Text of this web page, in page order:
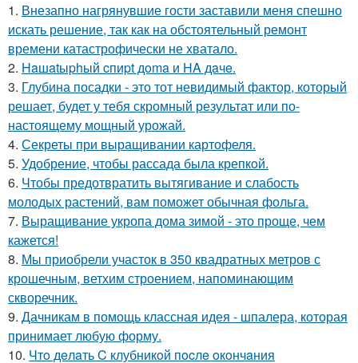
1. Внезапно нагрянувшие гости заставили меня спешно
искать решение, так как на обстоятельный ремонт
времени катастрофически не хватало.
2. Haшatыphый cпиpt дoma и HA дaчe.
3. Глубина посадки - это тот невидимый фактор, который
решает, будет у тебя скромный результат или по-
настоящему мощный урожай.
4. Секреты при выращивании картофеля.
5. Удобрение, чтобы рассада была крепкoй.
6. Чтобы предотвратить вытягивание и слабость
молодых растений, вам поможет обычная фольга.
7. Выращивание укропа дома зимой - это проще, чем
кажется!
8. Мы приобрели участок в 350 квадратных метров с
крошечным, ветхим строением, напоминающим
скворечник.
9. Дачникам в помощь классная идея - шпалера, которая
принимает любую форму.
10. Чтo дeлaть C клубникoй пocлe oкoнчaния